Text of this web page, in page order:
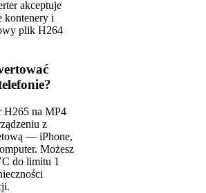
akceptuje
kontenery i
plik H264
H265 na MP4
z
— iPhone,
Możesz
do limitu 1